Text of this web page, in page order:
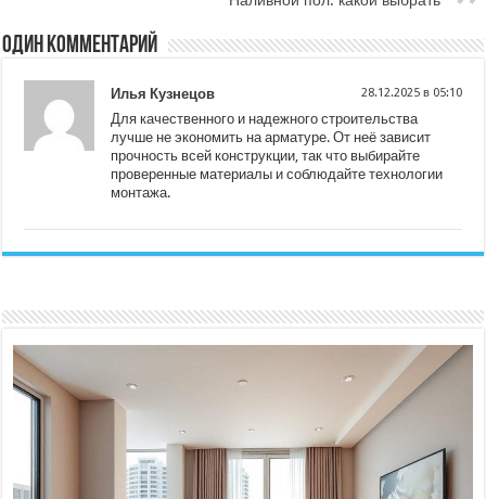
Один комментарий
Илья Кузнецов 28.12.2025 в 05:10
Для качественного и надежного строительства
лучше не экономить на арматуре. От неё зависит
прочность всей конструкции, так что выбирайте
проверенные материалы и соблюдайте технологии
монтажа.